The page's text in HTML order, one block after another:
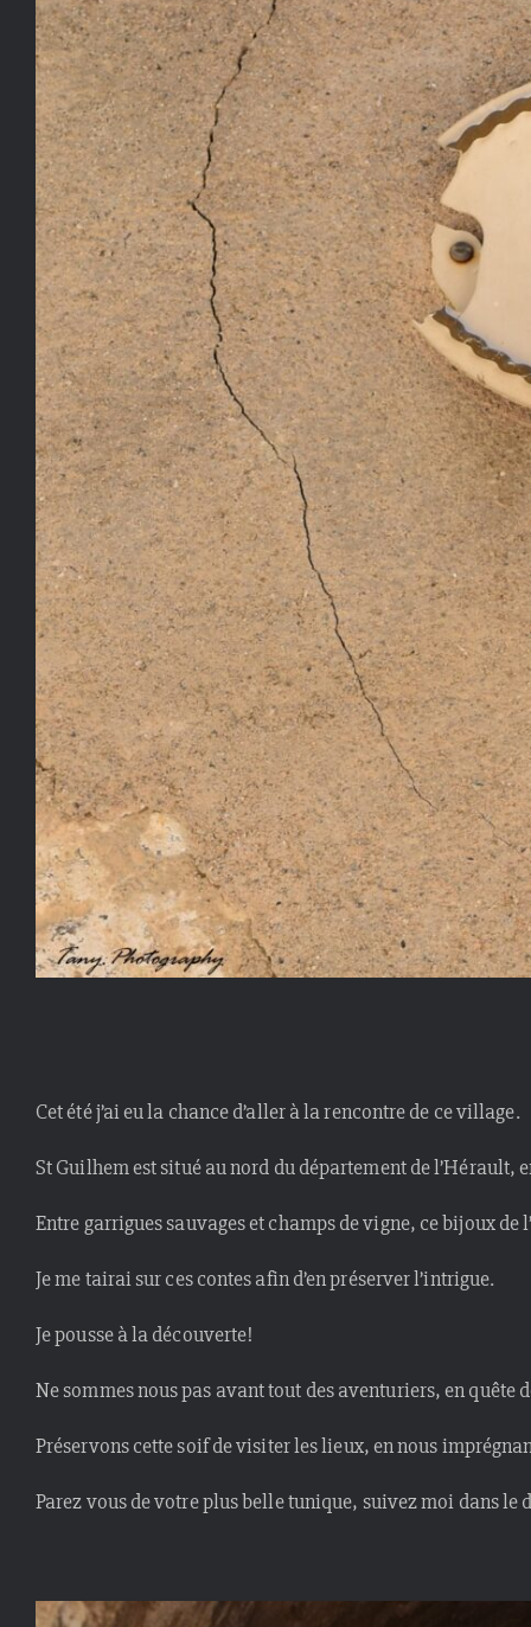
Cet été j’ai eu la chance d’aller à la rencontre de ce village.
St Guilhem est situé au nord du département de l’Hérault,
Entre garrigues sauvages et champs de vigne, ce bijoux de
Je me tairai sur ces contes afin d’en préserver l’intrigue.
Je pousse à la découverte!
Ne sommes nous pas avant tout des aventuriers, en quête
Préservons cette soif de visiter les lieux, en nous
Parez vous de votre plus belle tunique, suivez moi dans le